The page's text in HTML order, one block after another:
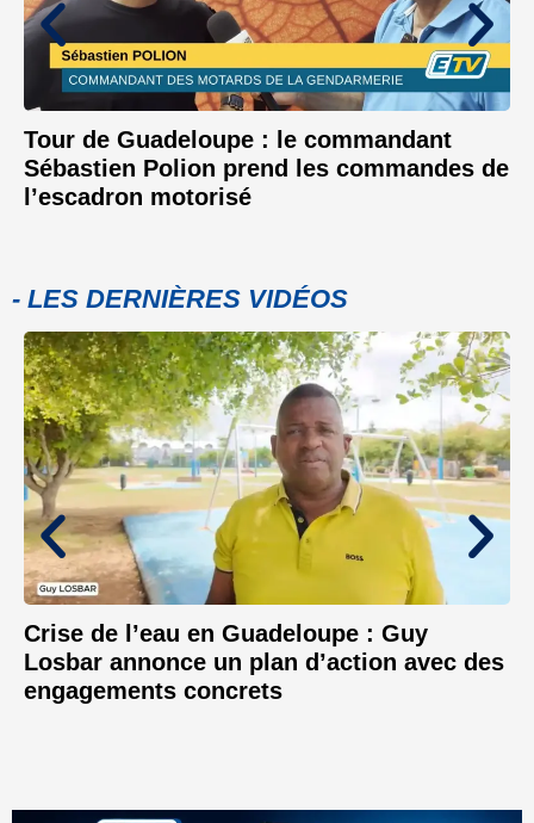
Tour de Guadeloupe : le commandant
Sébastien Polion prend les commandes de
l’escadron motorisé
- LES DERNIÈRES VIDÉOS
Crise de l’eau en Guadeloupe : Guy
Losbar annonce un plan d’action avec des
engagements concrets